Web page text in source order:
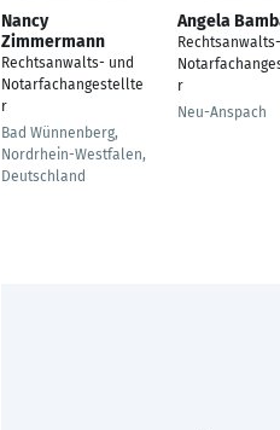
Nancy
Zimmermann
Rechtsanwalts- und
Notarfachangestellte
r
Bad Wünnenberg,
Nordrhein-Westfalen,
Deutschland
Angela
r
Neu-Anspach